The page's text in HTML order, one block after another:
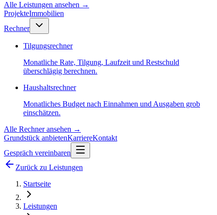
Alle Leistungen ansehen →
ProjekteImmobilien
Rechner
Tilgungsrechner
Monatliche Rate, Tilgung, Laufzeit und Restschuld
überschlägig berechnen.
Haushaltsrechner
Monatliches Budget nach Einnahmen und Ausgaben grob
einschätzen.
Alle Rechner ansehen →
Grundstück anbietenKarriereKontakt
Gespräch vereinbaren
Zurück zu Leistungen
Startseite
Leistungen